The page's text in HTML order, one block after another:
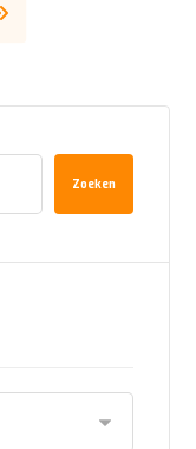
Zoeken